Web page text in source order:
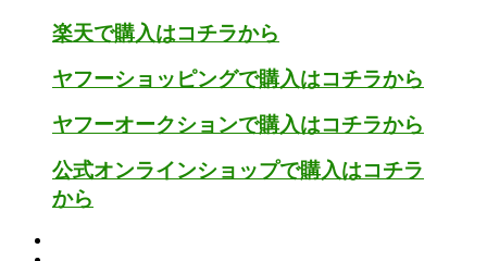
楽天で購入はコチラから
ヤフーショッピングで購入はコチラから
ヤフーオークションで購入はコチラから
公式オンラインショップで購入はコチラ
から